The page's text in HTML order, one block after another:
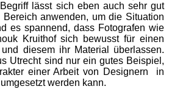
lässt sich eben auch sehr gut
anwenden, um die Situation
es spannend, dass Fotografen wie
Kruithof sich bewusst für einen
diesem ihr Material überlassen.
Utrecht sind nur ein gutes Beispiel,
einer Arbeit von Designern in
werden kann.